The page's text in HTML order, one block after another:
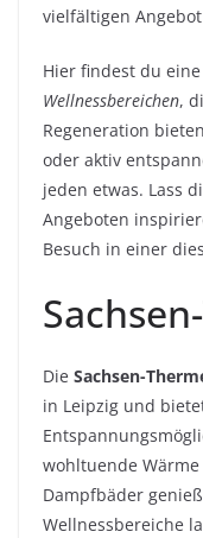
vielfältigen
Hier findest du
Wellnessbereichen,
Regeneration
oder aktiv
jeden etwas. Lass
Angeboten
Besuch in einer
Die Sachsen-
in Leipzig und
wohltuende
Dampfbäder
Wellnessbereiche